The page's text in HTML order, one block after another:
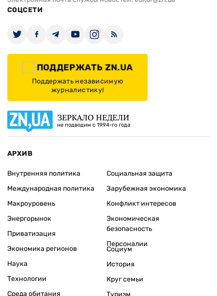
СОЦСЕТИ
ПОДДЕРЖАТЬ ZN.UA
Поддержать независимую
журналистику!
ЗЕРКАЛО НЕДЕЛИ
не подводим с 1994-го года
АРХИВ
Внутренняя политика
Международная политика
Макроуровень
Энергорынок
Приватизация
Экономика регионов
Социальная защита
Зарубежная экономика
Конфликт интересов
Экономическая
безопасность
Персоналии
Наука
Технологии
Среда обитания
Социум
История
Круг семьи
Туризм